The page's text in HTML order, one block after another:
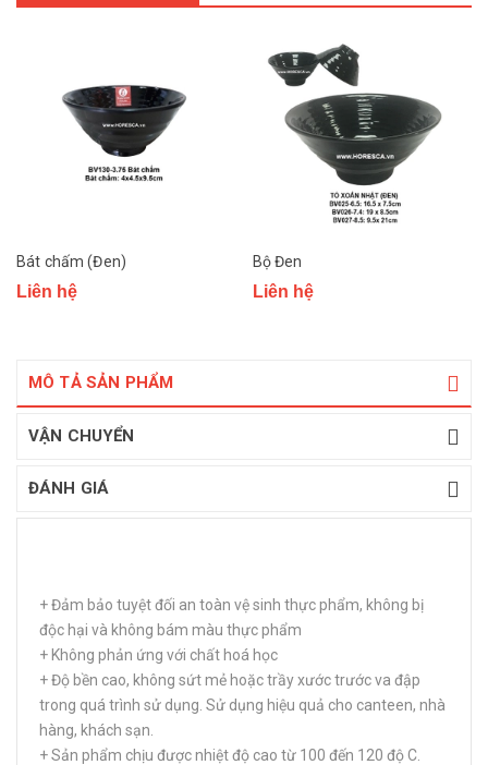
Bát chấm (Đen)
Liên hệ
Bộ Đen
Liên hệ
MÔ TẢ SẢN PHẨM
VẬN CHUYỂN
ĐÁNH GIÁ
+ Đảm bảo tuyệt đối an toàn vệ sinh thực phẩm, không bị
độc hại và không bám màu thực phẩm
+ Không phản ứng với chất hoá học
+ Độ bền cao, không sứt mẻ hoặc trầy xước trước va đập
trong quá trình sử dụng. Sử dụng hiệu quả cho canteen, nhà
hàng, khách sạn.
+ Sản phẩm chịu được nhiệt độ cao từ 100 đến 120 độ C.